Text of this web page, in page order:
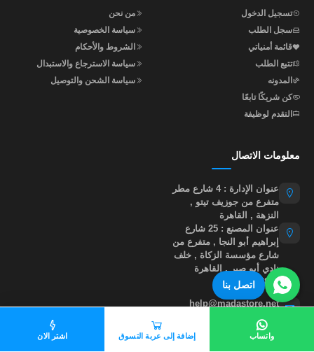
اتصل بنا
واتساب إضافة إلى عربة التسوق اشتر الان
تسجيل الدخول
سجل الطلب
قائمة أمنياتي
تتبع الطلب
المدونه
كن شريكًا تابعًا
التقدم لوظيفة
من نحن
سياسة الخصوصية
الشروط والأحكام
سياسة الاسترجاع والاستبدال
سياسة الشحن والتوصيل
معلومات الاتصال
عنوان الإدارة : 4 شارع مطر
متفرع من جوزيف تيتو ,
النزهة , القاهرة
عنوان المصنع : 25 شارع
إبراهيم أبو النجا , متفرع من
شارع مؤسسة الزكاة , خلف
نادي أبو صير , القاهرة
01015535855
help@madastore.net